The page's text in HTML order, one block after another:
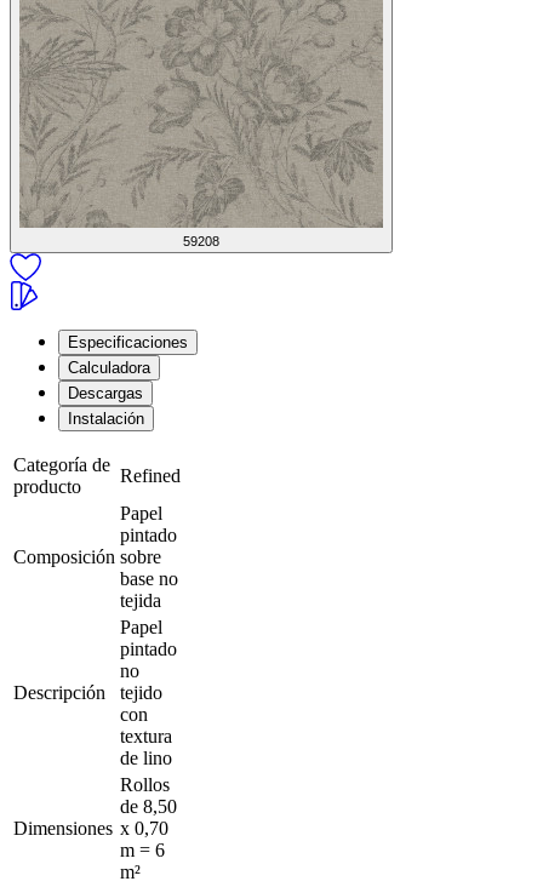
59208
Especificaciones
Calculadora
Descargas
Instalación
Categoría de
producto
Refined
Composición
Papel
pintado
sobre
base no
tejida
Descripción
Papel
pintado
no
tejido
con
textura
de lino
Dimensiones
Rollos
de 8,50
x 0,70
m = 6
m²